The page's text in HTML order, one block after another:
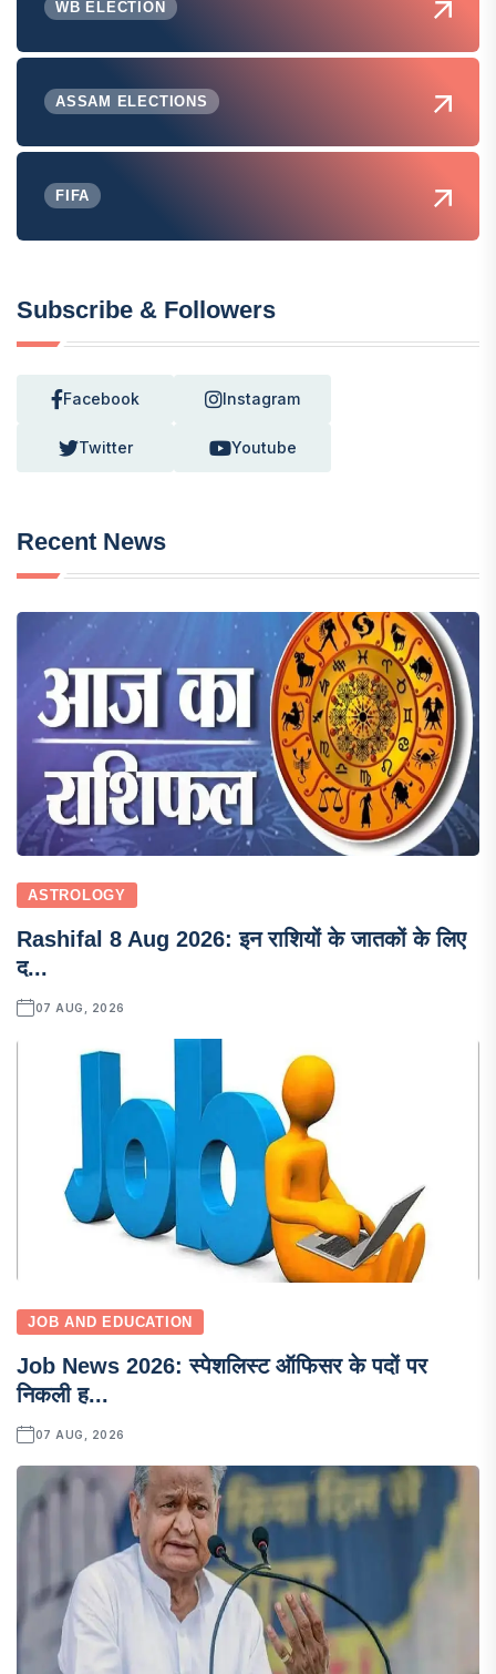
WB ELECTION
ASSAM ELECTIONS
FIFA
Subscribe & Followers
Facebook Instagram
Twitter Youtube
Recent News
ASTROLOGY
Rashifal 8 Aug 2026: इन राशियों के जातकों के लिए
द...
07 AUG, 2026
JOB AND EDUCATION
Job News 2026: स्पेशलिस्ट ऑफिसर के पदों पर
निकली ह...
07 AUG, 2026